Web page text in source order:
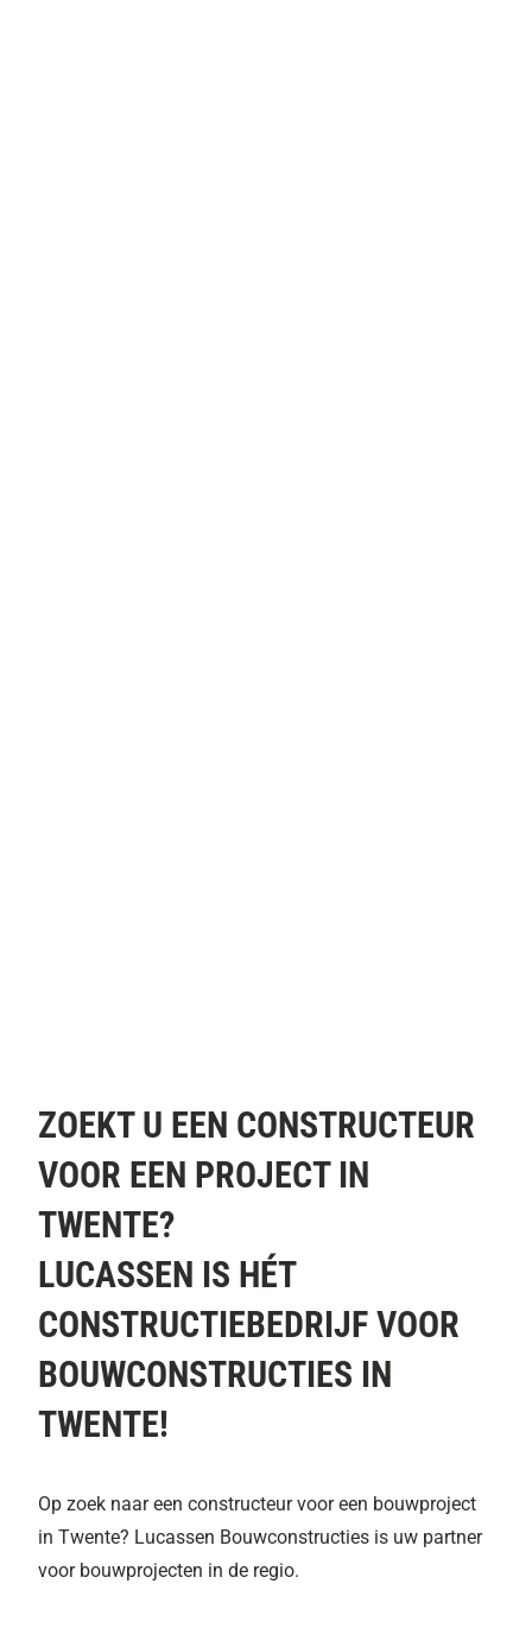
ZOEKT U EEN CONSTRUCTEUR
VOOR EEN PROJECT IN
TWENTE?
LUCASSEN IS HÉT
CONSTRUCTIEBEDRIJF VOOR
BOUWCONSTRUCTIES IN
TWENTE!
Op zoek naar een constructeur voor een bouwproject
in Twente? Lucassen Bouwconstructies is uw partner
voor bouwprojecten in de regio.